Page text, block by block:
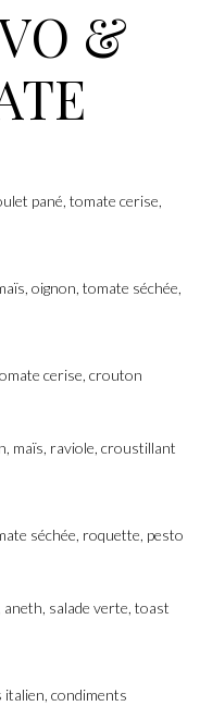
&
cerise, crouton
séchée, roquette, pesto
italien, condiments